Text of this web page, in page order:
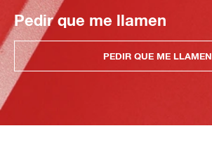
Pedir que me llamen
PEDIR QUE ME LLAMEN